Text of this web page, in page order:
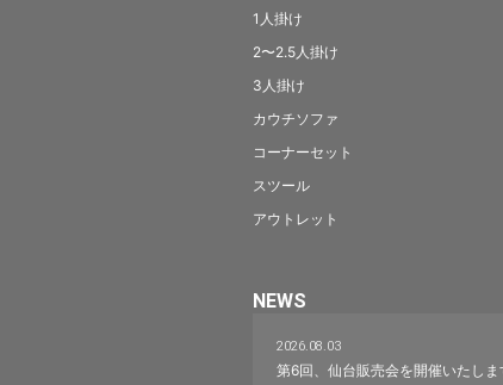
1人掛け
2〜2.5人掛け
3人掛け
カウチソファ
コーナーセット
スツール
アウトレット
NEWS
2026.08.03
第6回、仙台販売会を開催いたしま